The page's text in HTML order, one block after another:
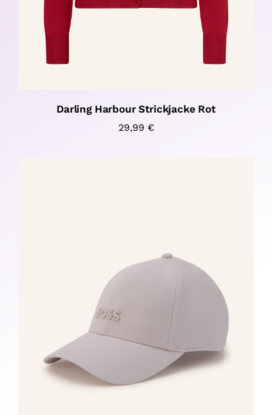
Darling Harbour Strickjacke Rot
29,99 €